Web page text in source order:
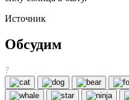
Источник
Обсудим
?